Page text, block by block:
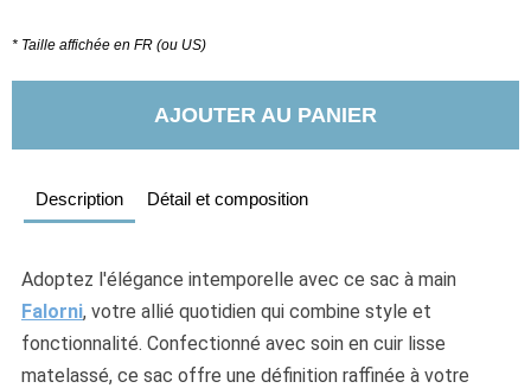
* Taille affichée en FR (ou US)
AJOUTER AU PANIER
Description Détail et composition
Adoptez l'élégance intemporelle avec ce sac
Falorni, votre allié quotidien qui combine style et
fonctionnalité. Confectionné avec soin en cuir lisse
matelassé, ce sac offre une définition raffinée à votre